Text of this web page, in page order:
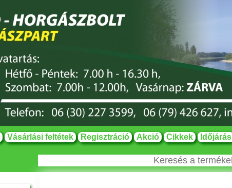
Vásárlási feltétek Regisztráció Akció Cikkek Időjárás